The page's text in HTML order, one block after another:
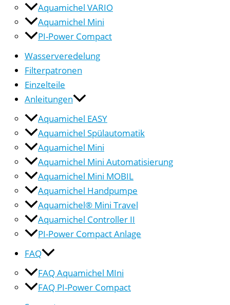
Aquamichel VARIO
Aquamichel Mini
PI-Power Compact
Wasserveredelung
Filterpatronen
Einzelteile
Anleitungen
Aquamichel EASY
Aquamichel Spülautomatik
Aquamichel Mini
Aquamichel Mini Automatisierung
Aquamichel Mini MOBIL
Aquamichel Handpumpe
Aquamichel® Mini Travel
Aquamichel Controller II
PI-Power Compact Anlage
FAQ
FAQ Aquamichel MIni
FAQ PI-Power Compact